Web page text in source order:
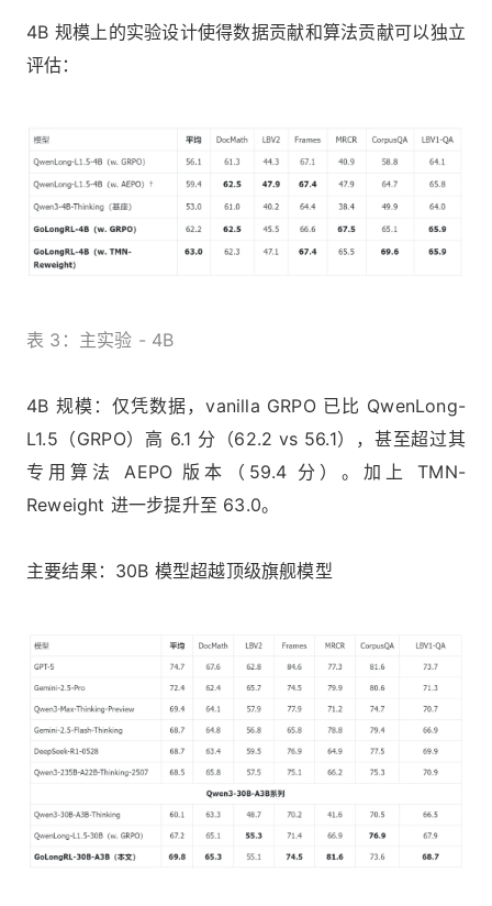
4B 规模上的实验设计使得数据贡献和算法贡献可以独立
评估：
表 3：主实验 - 4B
4B 规模：仅凭数据，vanilla GRPO 已比 QwenLong-
L1.5（GRPO）高 6.1 分（62.2 vs 56.1），甚至超过其
专用算法 AEPO 版本（59.4 分）。加上 TMN-
Reweight 进一步提升至 63.0。
主要结果：30B 模型超越顶级旗舰模型